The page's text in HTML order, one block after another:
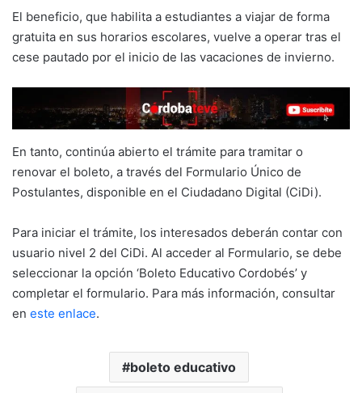
El beneficio, que habilita a estudiantes a viajar de forma
gratuita en sus horarios escolares, vuelve a operar tras el
cese pautado por el inicio de las vacaciones de invierno.
En tanto, continúa abierto el trámite para tramitar o
renovar el boleto, a través del Formulario Único de
Postulantes, disponible en el Ciudadano Digital (CiDi).
Para iniciar el trámite, los interesados deberán contar con
usuario nivel 2 del CiDi. Al acceder al Formulario, se debe
seleccionar la opción ‘Boleto Educativo Cordobés’ y
completar el formulario. Para más información, consultar
en este enlace.
boleto educativo